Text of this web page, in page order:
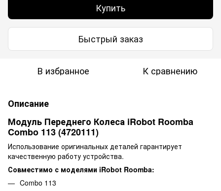
Купить
Быстрый заказ
В избранное К сравнению
Описание
Модуль Переднего Колеса iRobot Roomba
Combo 113 (4720111)
Использование оригинальных деталей гарантирует
качественную работу устройства.
Совместимо с моделями iRobot Roomba:
Combo 113